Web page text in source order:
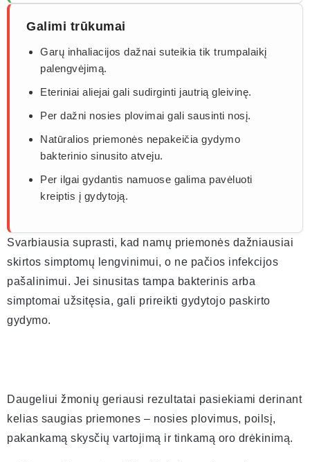
Galimi trūkumai
Garų inhaliacijos dažnai suteikia tik trumpalaikį
palengvėjimą.
Eteriniai aliejai gali sudirginti jautrią gleivinę.
Per dažni nosies plovimai gali sausinti nosį.
Natūralios priemonės nepakeičia gydymo
bakterinio sinusito atveju.
Per ilgai gydantis namuose galima pavėluoti
kreiptis į gydytoją.
Svarbiausia suprasti, kad namų priemonės dažniausiai
skirtos simptomų lengvinimui, o ne pačios infekcijos
pašalinimui. Jei sinusitas tampa bakterinis arba
simptomai užsitęsia, gali prireikti gydytojo paskirto
gydymo.
Daugeliui žmonių geriausi rezultatai pasiekiami derinant
kelias saugias priemones – nosies plovimus, poilsį,
pakankamą skysčių vartojimą ir tinkamą oro drėkinimą.